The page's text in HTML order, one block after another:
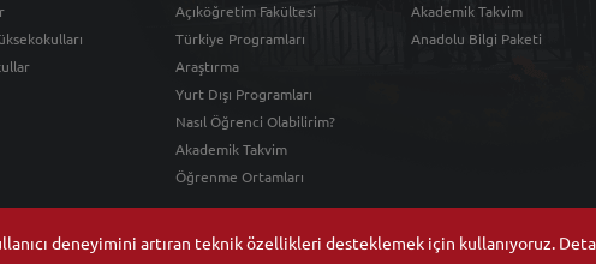
deneyimini artıran teknik özellikleri desteklemek için kullanıyoruz.
Açıköğretim Fakültesi
Türkiye Programları
Araştırma
Yurt Dışı Programları
Nasıl Öğrenci Olabilirim?
Akademik Takvim
Öğrenme Ortamları
Akademik Takvim
Anadolu Bilgi Paketi